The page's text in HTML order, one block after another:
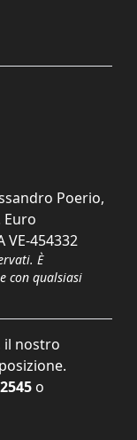
Poerio,
Euro
VE-454332
È
con qualsiasi
il nostro
o